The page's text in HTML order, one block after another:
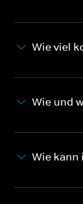
Wie viel
Wie und
Wie kann